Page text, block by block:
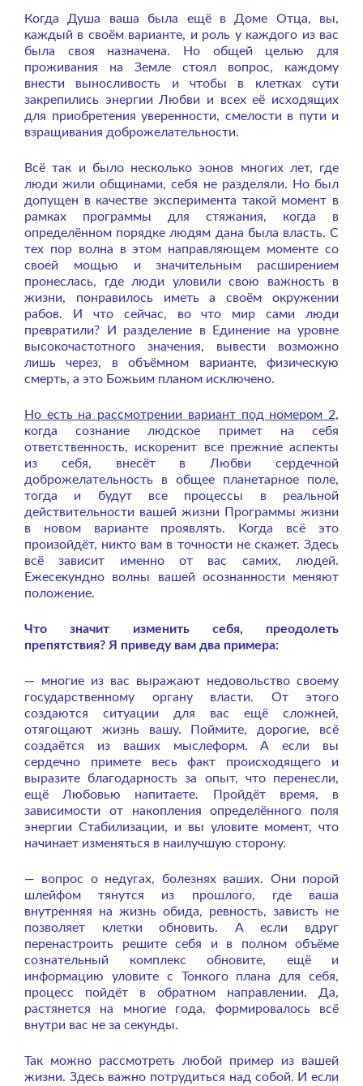
Когда Душа ваша была ещё в Доме Отца, вы,
каждый в своём варианте, и роль у каждого из вас
была своя назначена. Но общей целью для
проживания на Земле стоял вопрос, каждому
внести выносливость и чтобы в клетках сути
закрепились энергии Любви и всех её исходящих
для приобретения уверенности, смелости в пути и
взращивания доброжелательности.
Всё так и было несколько эонов многих лет, где
люди жили общинами, себя не разделяли. Но был
допущен в качестве эксперимента такой момент в
рамках программы для стяжания, когда в
определённом порядке людям дана была власть. С
тех пор волна в этом направляющем моменте со
своей мощью и значительным расширением
пронеслась, где люди уловили свою важность в
жизни, понравилось иметь а своём окружении
рабов. И что сейчас, во что мир сами люди
превратили? И разделение в Единение на уровне
высокочастотного значения, вывести возможно
лишь через, в объёмном варианте, физическую
смерть, а это Божьим планом исключено.
Но есть на рассмотрении вариант под номером 2,
когда сознание людское примет на себя
ответственность, искоренит все прежние аспекты
из себя, внесёт в Любви сердечной
доброжелательность в общее планетарное поле,
тогда и будут все процессы в реальной
действительности вашей жизни Программы жизни
в новом варианте проявлять. Когда всё это
произойдёт, никто вам в точности не скажет. Здесь
всё зависит именно от вас самих, людей.
Ежесекундно волны вашей осознанности меняют
положение.
Что значит изменить себя, преодолеть
препятствия? Я приведу вам два примера:
— многие из вас выражают недовольство своему
государственному органу власти. От этого
создаются ситуации для вас ещё сложней,
отягощают жизнь вашу. Поймите, дорогие, всё
создаётся из ваших мыслеформ. А если вы
сердечно примете весь факт происходящего и
выразите благодарность за опыт, что перенесли,
ещё Любовью напитаете. Пройдёт время, в
зависимости от накопления определённого поля
энергии Стабилизации, и вы уловите момент, что
начинает изменяться в наилучшую сторону.
— вопрос о недугах, болезнях ваших. Они порой
шлейфом тянутся из прошлого, где ваша
внутренняя на жизнь обида, ревность, зависть не
позволяет клетки обновить. А если вдруг
перенастроить решите себя и в полном объёме
сознательный комплекс обновите, ещё и
информацию уловите с Тонкого плана для себя,
процесс пойдёт в обратном направлении. Да,
растянется на многие года, формировалось всё
внутри вас не за секунды.
Так можно рассмотреть любой пример из вашей
жизни. Здесь важно потрудиться над собой. И если